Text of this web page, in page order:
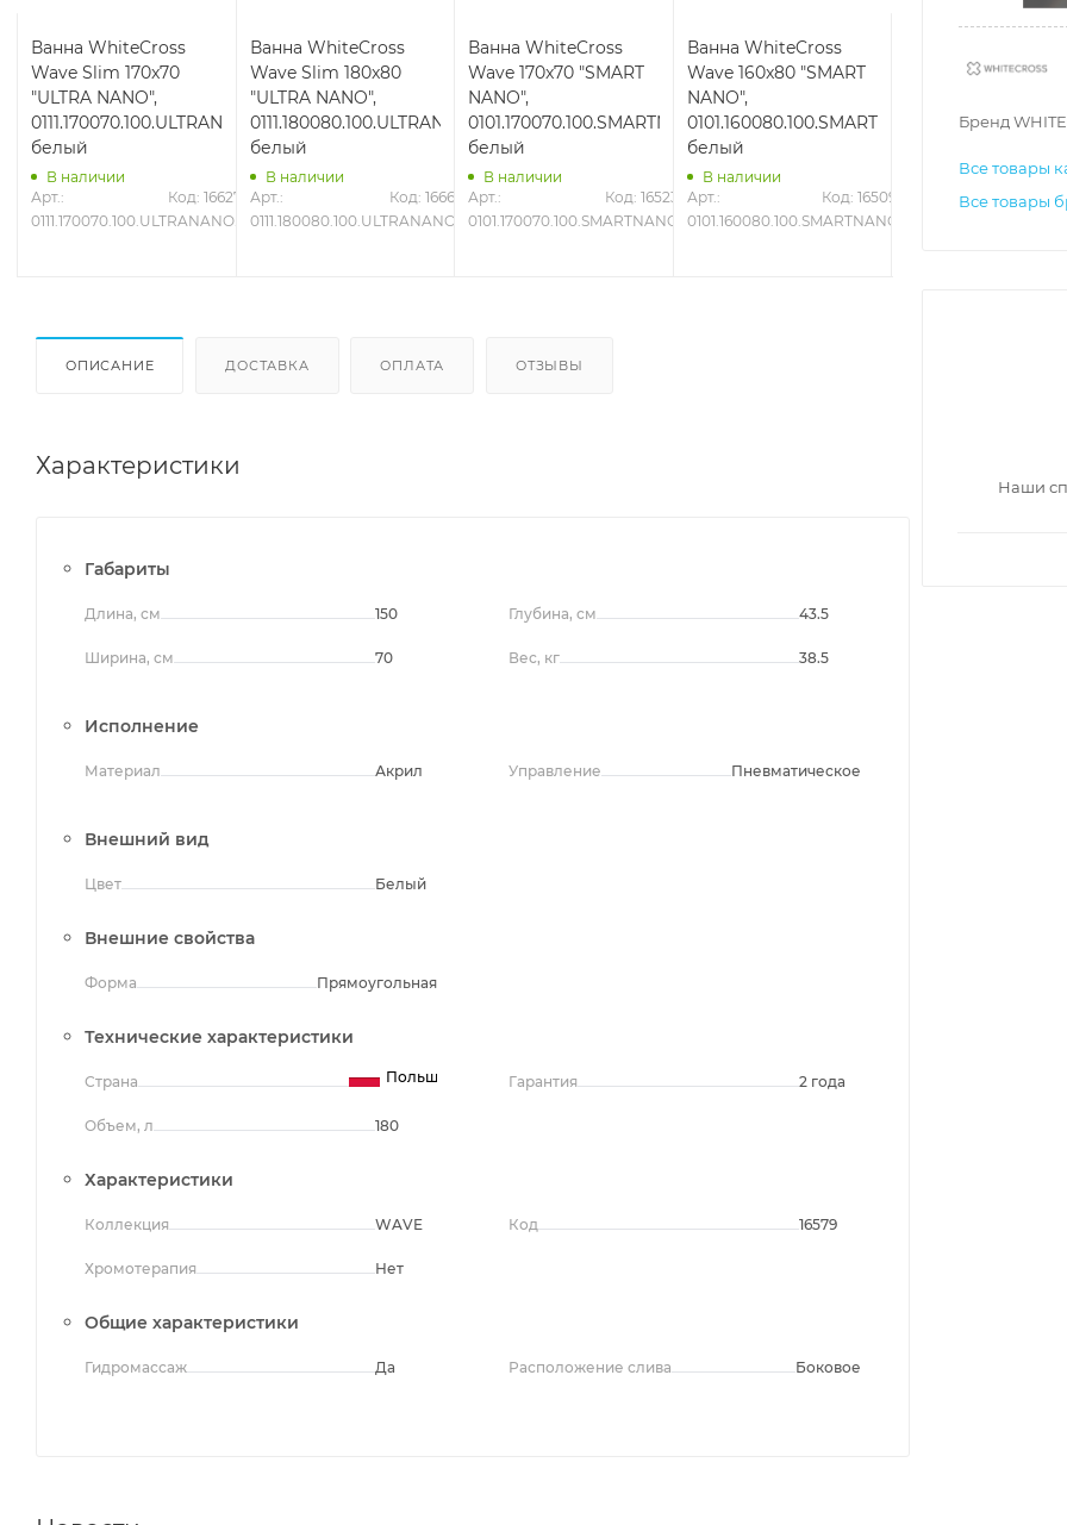
Ванна WhiteCross
Wave Slim 170x70
"ULTRA NANO",
0111.170070.100.ULTRANANO.CR,
белый
В наличии
Арт.:
0111.170070.100.ULTRANANO.CR
Код: 16627
Ванна WhiteCross
Wave Slim 180x80
"ULTRA NANO",
0111.180080.100.ULTRANANO.CR,
белый
В наличии
Арт.:
0111.180080.100.ULTRANANO.CR
Код: 16661
Ванна WhiteCross
Wave 170x70 "SMART
NANO",
0101.170070.100.SMARTNANO.CR,
белый
В наличии
Арт.:
0101.170070.100.SMARTNANO.CR
Код: 16523
Ванна WhiteCross
Wave 160x80 "SMART
NANO",
0101.160080.100.SMARTNANO.GL,
белый
В наличии
Арт.:
0101.160080.100.SMARTNANO.GL
Код: 16509
Wave Slim 170x75
В наличии
ОПИСАНИЕ ДОСТАВКА ОПЛАТА ОТЗЫВЫ
Характеристики
Габариты
Длина, см 150
Ширина, см 70
Глубина, см 43.5
Вес, кг 38.5
Исполнение
Материал Акрил Управление Пневматическое
Внешний вид
Цвет Белый
Внешние свойства
Форма Прямоугольная
Технические характеристики
Страна Польша
Объем, л 180
Гарантия 2 года
Характеристики
Коллекция WAVE
Хромотерапия Нет
Код 16579
Общие характеристики
Гидромассаж Да Расположение слива Боковое
Бренд
Все товары
Все товары
Наши